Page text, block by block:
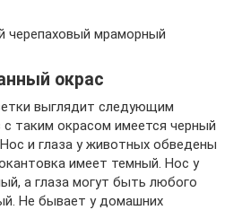
черепаховый мраморный
окрас
выглядит следующим
таким окрасом имеется черный
и глаза у животных обведены
имеет темный. Нос у
а глаза могут быть любого
Не бывает у домашних